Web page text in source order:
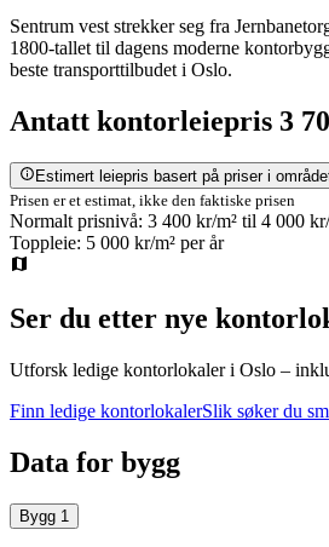
Sentrum vest strekker seg fra
1800-tallet til dagens moderne
beste transporttilbudet i Oslo.
Antatt kontorleiepris 3
Estimert leiepris basert på priser i
Prisen er et estimat, ikke den faktiske prisen
Normalt prisnivå: 3 400 kr/m² til 4 000
Toppleie: 5 000 kr/m² per år
Ser du etter nye
Utforsk ledige kontorlokaler i Oslo –
Finn ledige kontorlokalerSlik søker du
Data for bygg
Bygg 1